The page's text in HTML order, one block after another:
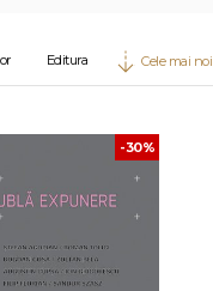
Editura Cele mai noi
-30%